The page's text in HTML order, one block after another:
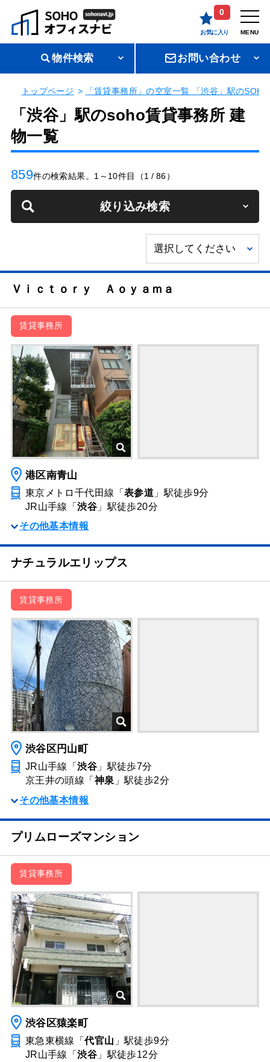
0
お気に入り MENU
物件検索 お問い合わせ
トップページ 「賃貸事務所」の空室一覧 「渋谷」駅の
「渋谷」駅のsoho賃貸事務所 建
物一覧
859件の検索結果。1～10件目（1 / 86）
絞り込み検索
Ｖｉｃｔｏｒｙ Ａｏｙａｍａ
賃貸事務所
港区南青山
東京メトロ千代田線「 表参道 」駅徒歩9分
JR山手線「渋谷 」駅徒歩20分
その他基本情報
ナチュラルエリップス
賃貸事務所
渋谷区円山町
JR山手線「渋谷 」駅徒歩7分
京王井の頭線「 神泉 」駅徒歩2分
その他基本情報
プリムローズマンション
賃貸事務所
渋谷区猿楽町
東急東横線「代官山 」駅徒歩9分
JR山手線「渋谷 」駅徒歩12分